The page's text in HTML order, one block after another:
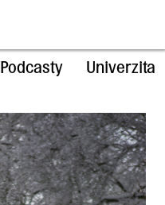
Podcasty Univerzita